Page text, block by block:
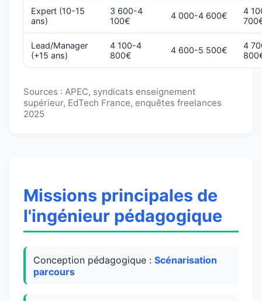
Expert (10-15
ans)
3 600-4
100€
4 000-4 600€
4
Lead/Manager
(+15 ans)
4 100-4
800€
4 600-5 500€
4
Sources : APEC, syndicats enseignement
supérieur, EdTech France, enquêtes freelances
2025
Missions principales de
l'ingénieur pédagogique
Conception pédagogique : Scénarisation
parcours